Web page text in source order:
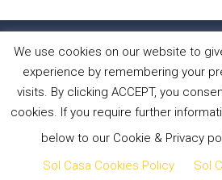
HOME PROPERTIES
WHAT WE DO
NEWS
Copyright © 2026 Sol Casa
Cookies Policy• Website
We use cookies on our website to
experience by remembering your
visits. By clicking ACCEPT, you
cookies. If you require further
below to our Cookie & Privacy
Sol Casa Cookies Policy Sol